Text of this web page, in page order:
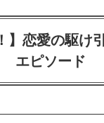
】恋愛の駆け
エピソード